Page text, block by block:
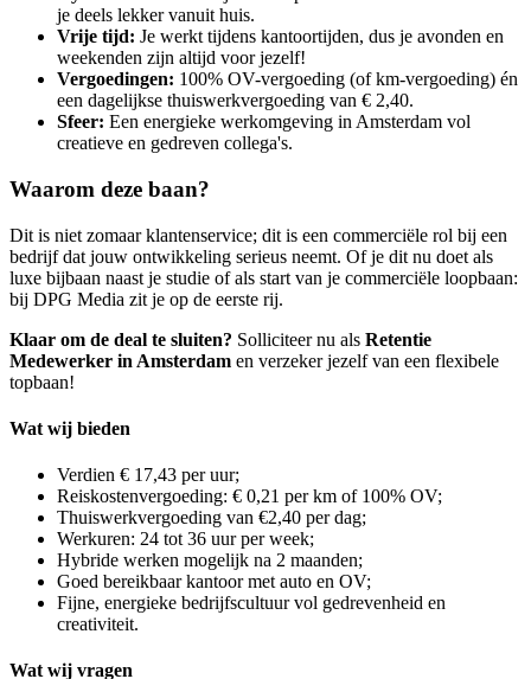
je deels lekker vanuit huis.
Vrije tijd: Je werkt tijdens kantoortijden, dus je avonden en
weekenden zijn altijd voor jezelf!
Vergoedingen: 100% OV-vergoeding (of km-vergoeding) én
een dagelijkse thuiswerkvergoeding van € 2,40.
Sfeer: Een energieke werkomgeving in Amsterdam vol
creatieve en gedreven collega's.
Waarom deze baan?
Dit is niet zomaar klantenservice; dit is een commerciële rol bij een
bedrijf dat jouw ontwikkeling serieus neemt. Of je dit nu doet als
luxe bijbaan naast je studie of als start van je commerciële loopbaan:
bij DPG Media zit je op de eerste rij.
Klaar om de deal te sluiten? Solliciteer nu als Retentie
Medewerker in Amsterdam en verzeker jezelf van een flexibele
topbaan!
Wat wij bieden
Verdien € 17,43 per uur;
Reiskostenvergoeding: € 0,21 per km of 100% OV;
Thuiswerkvergoeding van €2,40 per dag;
Werkuren: 24 tot 36 uur per week;
Hybride werken mogelijk na 2 maanden;
Goed bereikbaar kantoor met auto en OV;
Fijne, energieke bedrijfscultuur vol gedrevenheid en
creativiteit.
Wat wij vragen